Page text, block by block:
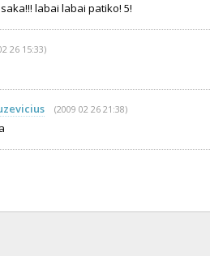
labai labai patiko! 5!
26 15:33)
(2009 02 26 21:38)